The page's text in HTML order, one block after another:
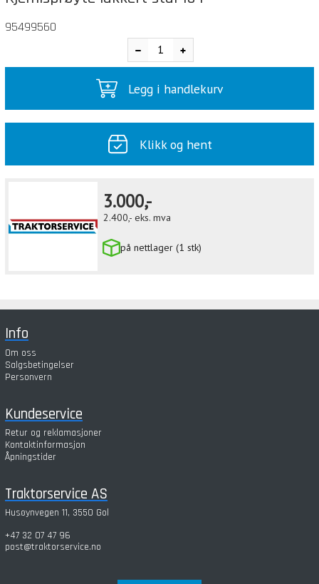
95499560
Legg i handlekurv
Klikk og hent
3.000,-
2.400,- eks. mva
på nettlager (1 stk)
Info
Om oss
Salgsbetingelser
Personvern
Kundeservice
Retur og reklamasjoner
Kontaktinformasjon
Åpningstider
Traktorservice AS
Husøynvegen 11, 3550 Gol
+47 32 07 47 96
post@traktorservice.no